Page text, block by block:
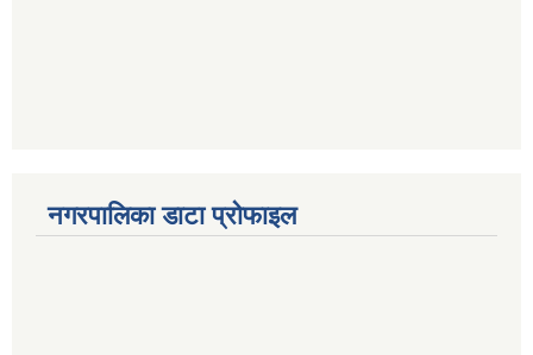
नगरपालिका डाटा प्रोफाइल